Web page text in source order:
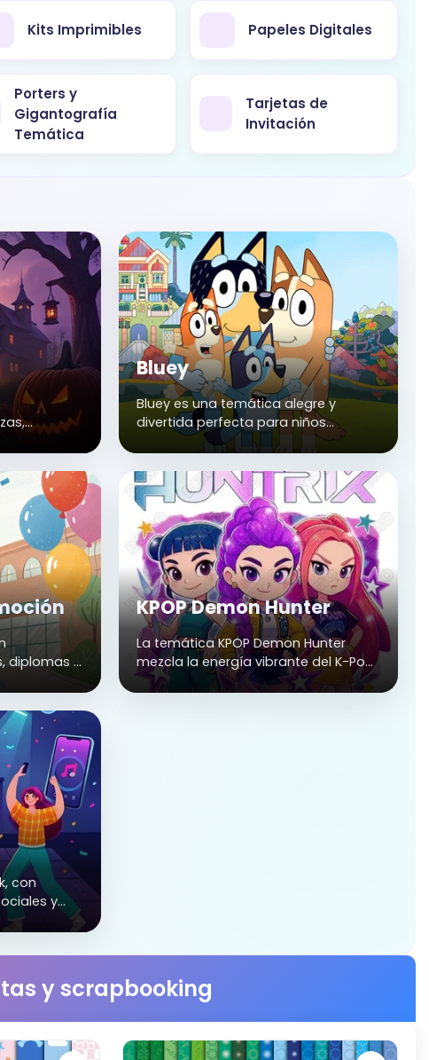
Kits Imprimibles Papeles Digitales
Porters y
Gigantografía
Temática
Tarjetas de
Invitación
Bluey
Bluey es una temática alegre y
divertida perfecta para niños
pequeños y fans de esta
encantadora serie animada. Decora
tu fiesta con los colores y personajes
favoritos de Bluey para lograr un
ambiente lleno de imaginación y
juegos.
diplomas y
KPOP Demon Hunter
La temática KPOP Demon Hunter
mezcla la energía vibrante del K-Pop
con un estilo oscuro y fantasioso de
cazadores de demonios. Diseñada
con
y
y scrapbooking